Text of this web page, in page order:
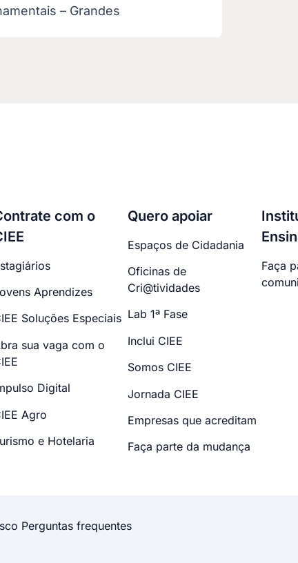
– Grandes
com o
Aprendizes
Soluções Especiais
sua vaga com o
Digital
Agro
e Hotelaria
Quero apoiar
Espaços de Cidadania
Oficinas de
Cri@tividades
Lab 1ª Fase
Inclui CIEE
Somos CIEE
Jornada CIEE
Empresas que acreditam
Faça parte da mudança
Faça
Perguntas frequentes